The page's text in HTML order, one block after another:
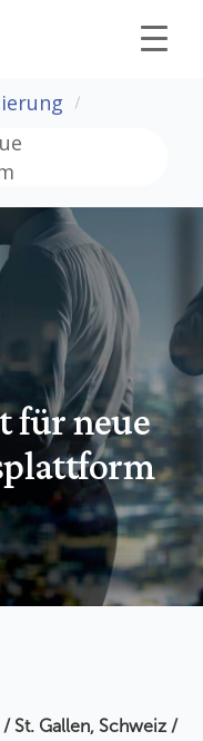
für neue
St. Gallen, Schweiz /